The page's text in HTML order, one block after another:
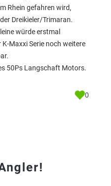
Rhein gefahren wird,
Dreikieler/Trimaran.
würde erstmal
Maxxi Serie noch weitere
50Ps Langschaft Motors.
0